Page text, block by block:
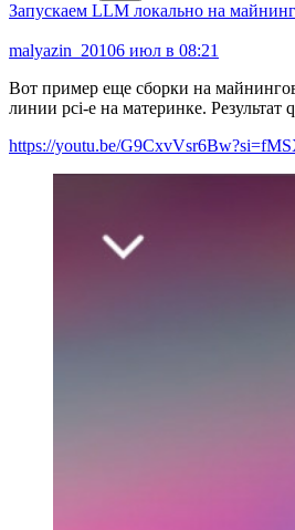
Запускаем LLM локально на
malyazin_20106 июл в 08:21
Вот пример еще сборки на
линии pci-e на материнке. Результат
https://youtu.be/